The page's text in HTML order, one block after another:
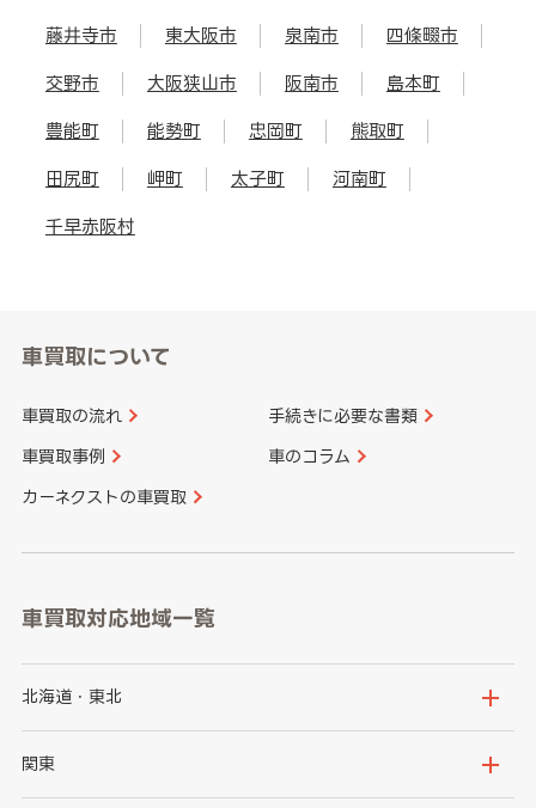
藤井寺市 東大阪市 泉南市 四條畷市
交野市 大阪狭山市 阪南市 島本町
豊能町 能勢町 忠岡町 熊取町
田尻町 岬町 太子町 河南町
千早赤阪村
車買取について
車買取の流れ 手続きに必要な書類
車買取事例 車のコラム
カーネクストの車買取
車買取対応地域一覧
北海道・東北
北海道
関東